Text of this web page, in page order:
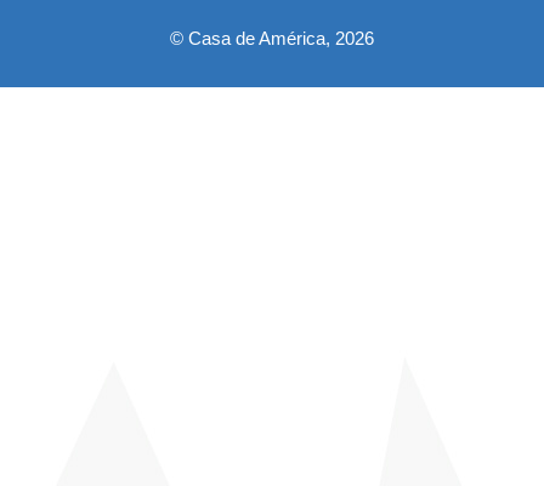
© Casa de América, 2026